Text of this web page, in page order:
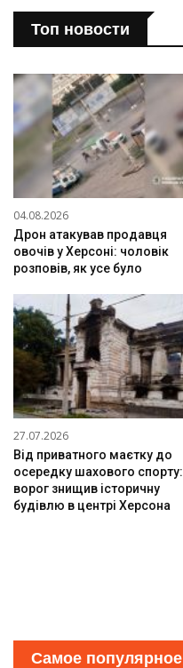
Топ новости
04.08.2026
Дрон атакував продавця
овочів у Херсоні: чоловік
розповів, як усе було
27.07.2026
Від приватного маєтку до
осередку шахового спорту:
ворог знищив історичну
будівлю в центрі Херсона
Самое популярное